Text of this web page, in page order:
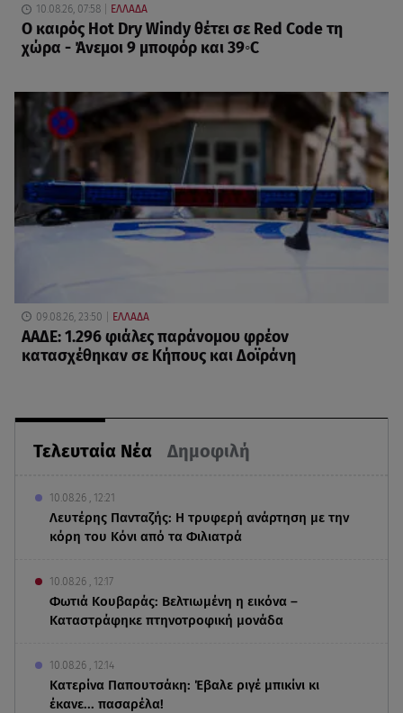
Τελευταία Νέα Δημοφιλή
10.08.26 , 12:21
Λευτέρης Πανταζής: Η τρυφερή ανάρτηση με την
κόρη του Κόνι από τα Φιλιατρά
10.08.26 , 12:17
Φωτιά Κουβαράς: Βελτιωμένη η εικόνα –
Καταστράφηκε πτηνοτροφική μονάδα
10.08.26 , 12:14
Κατερίνα Παπουτσάκη: Έβαλε ριγέ μπικίνι κι
έκανε... πασαρέλα!
10.08.26, 07:58 ΕΛΛΑΔΑ
Ο καιρός Hot Dry Windy θέτει σε Red Code τη
χώρα - Άνεμοι 9 μποφόρ και 39◦C
09.08.26, 23:50 ΕΛΛΑΔΑ
ΑΑΔΕ: 1.296 φιάλες παράνομου φρέον
κατασχέθηκαν σε Κήπους και Δοϊράνη